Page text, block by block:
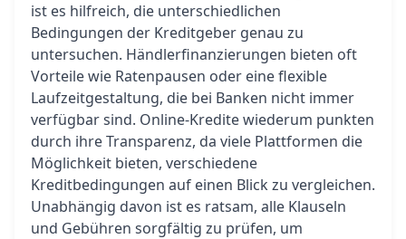
ist es hilfreich, die unterschiedlichen
Bedingungen der Kreditgeber genau zu
untersuchen. Händlerfinanzierungen bieten oft
Vorteile wie Ratenpausen oder eine flexible
Laufzeitgestaltung, die bei Banken nicht immer
verfügbar sind. Online-Kredite wiederum punkten
durch ihre Transparenz, da viele Plattformen die
Möglichkeit bieten, verschiedene
Kreditbedingungen auf einen Blick zu vergleichen.
Unabhängig davon ist es ratsam, alle Klauseln
und Gebühren sorgfältig zu prüfen, um